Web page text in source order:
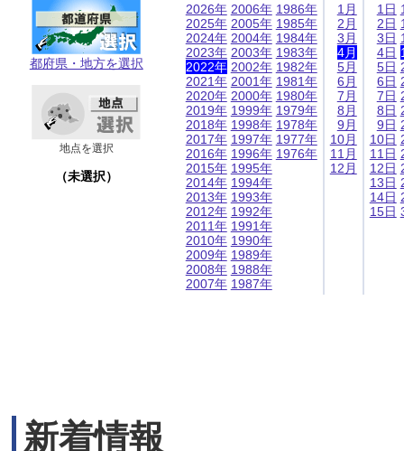
都府県・地方を選択
地点を選択
（未選択）
2026年
2025年
2024年
2023年
2022年
2021年
2020年
2019年
2018年
2017年
2016年
2015年
2014年
2013年
2012年
2011年
2010年
2009年
2008年
2007年
2006年
2005年
2004年
2003年
2002年
2001年
2000年
1999年
1998年
1997年
1996年
1995年
1994年
1993年
1992年
1991年
1990年
1989年
1988年
1987年
1986年
1985年
1984年
1983年
1982年
1981年
1980年
1979年
1978年
1977年
1976年
1月
2月
3月
4月
5月
6月
7月
8月
9月
10月
11月
12月
1日
2日
3日
4日
5日
6日
7日
8日
9日
10日
11日
12日
13日
14日
15日
新着情報